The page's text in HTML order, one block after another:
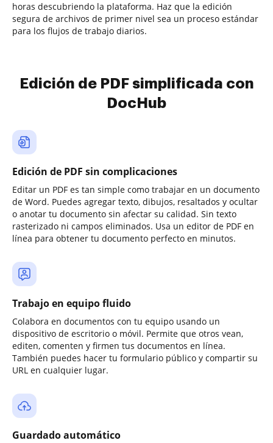
horas descubriendo la plataforma. Haz que la edición
segura de archivos de primer nivel sea un proceso estándar
para los flujos de trabajo diarios.
Edición de PDF simplificada con
DocHub
Edición de PDF sin complicaciones
Editar un PDF es tan simple como trabajar en un documento
de Word. Puedes agregar texto, dibujos, resaltados y ocultar
o anotar tu documento sin afectar su calidad. Sin texto
rasterizado ni campos eliminados. Usa un editor de PDF en
línea para obtener tu documento perfecto en minutos.
Trabajo en equipo fluido
Colabora en documentos con tu equipo usando un
dispositivo de escritorio o móvil. Permite que otros vean,
editen, comenten y firmen tus documentos en línea.
También puedes hacer tu formulario público y compartir su
URL en cualquier lugar.
Guardado automático